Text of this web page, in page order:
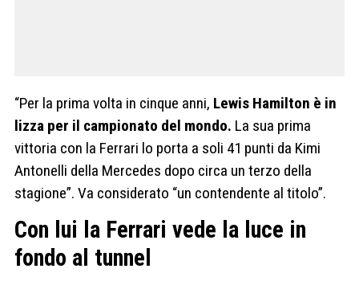
“Per la prima volta in cinque anni, Lewis Hamilton è in
lizza per il campionato del mondo. La sua prima
vittoria con la Ferrari lo porta a soli 41 punti da Kimi
Antonelli della Mercedes dopo circa un terzo della
stagione”. Va considerato “un contendente al titolo”.
Con lui la Ferrari vede la luce in
fondo al tunnel